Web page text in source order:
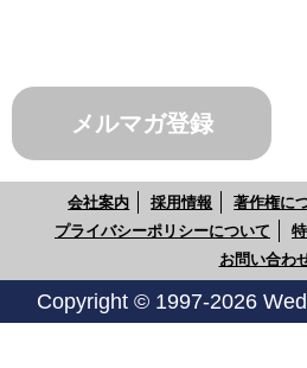
メルマガ登録
会社案内 採用情報 著作権に
プライバシーポリシーについて
お問い合わ
Copyright © 1997-2026